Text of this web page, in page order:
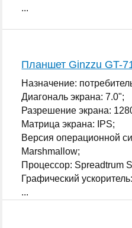
...
Планшет Ginzzu GT-
Назначение:
Диагональ экрана: 7.0";
Разрешение экрана:
Матрица экрана: IPS;
Версия операционной
Marshmallow;
Процессор: Spreadtrum
Графический
...